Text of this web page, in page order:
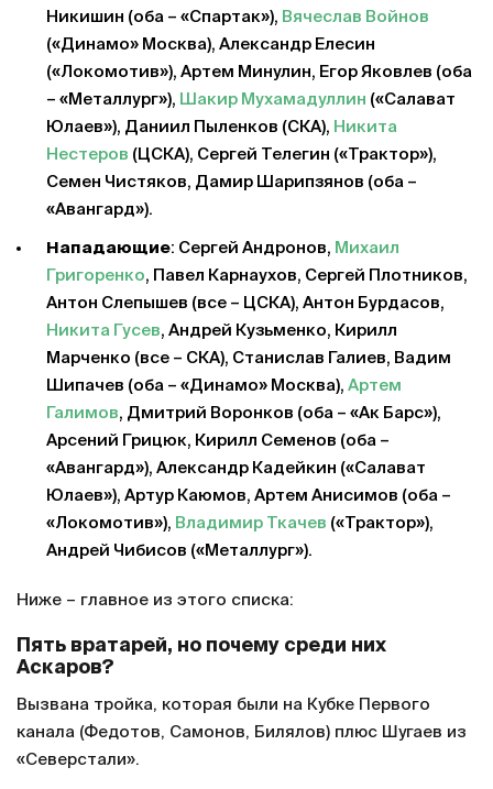
Никишин (оба – «Спартак»), Вячеслав Войнов
(«Динамо» Москва), Александр Елесин
(«Локомотив»), Артем Минулин, Егор Яковлев (оба
– «Металлург»), Шакир Мухамадуллин («Салават
Юлаев»), Даниил Пыленков (СКА), Никита
Нестеров (ЦСКА), Сергей Телегин («Трактор»),
Семен Чистяков, Дамир Шарипзянов (оба –
«Авангард»).
Нападающие: Сергей Андронов, Михаил
Григоренко, Павел Карнаухов, Сергей Плотников,
Антон Слепышев (все – ЦСКА), Антон Бурдасов,
Никита Гусев, Андрей Кузьменко, Кирилл
Марченко (все – СКА), Станислав Галиев, Вадим
Шипачев (оба – «Динамо» Москва), Артем
Галимов, Дмитрий Воронков (оба – «Ак Барс»),
Арсений Грицюк, Кирилл Семенов (оба –
«Авангард»), Александр Кадейкин («Салават
Юлаев»), Артур Каюмов, Артем Анисимов (оба –
«Локомотив»), Владимир Ткачев («Трактор»),
Андрей Чибисов («Металлург»).
Ниже – главное из этого списка:
Пять вратарей, но почему среди них
Аскаров?
Вызвана тройка, которая были на Кубке Первого
канала (Федотов, Самонов, Билялов) плюс Шугаев из
«Северстали».